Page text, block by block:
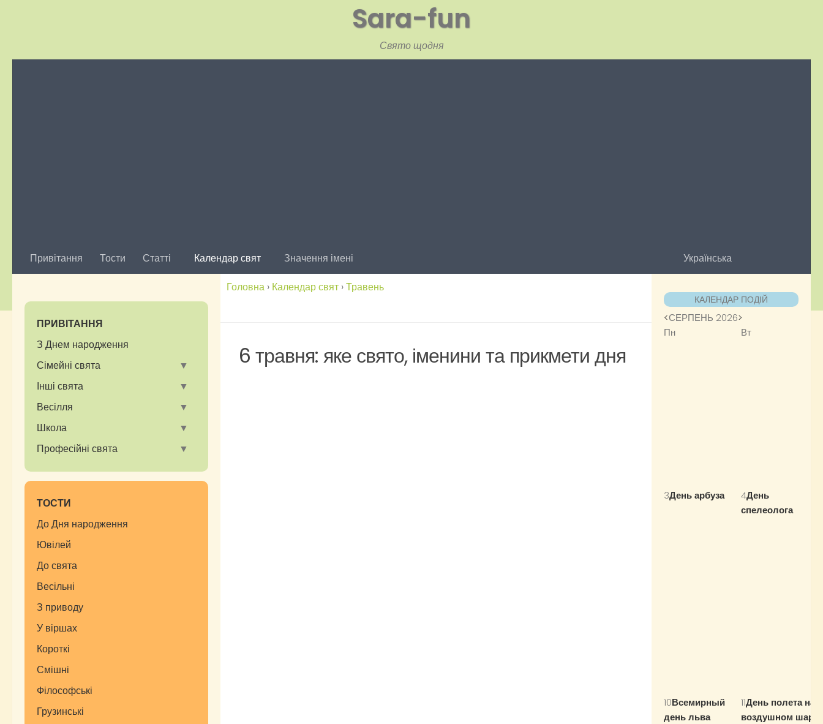
Sara-fun
Свято щодня
Привітання Тости Статті Календар свят Значення імені Українська
Головна › Календар свят ›Травень
6 травня: яке свято, іменини та прикмети дня
ПРИВІТАННЯ
З Днем народження
Сімейні свята
Інші свята
Весілля
Школа
Професійні свята
ТОСТИ
До Дня народження
Ювілей
До свята
Весільні
З приводу
У віршах
Короткі
Смішні
Філософські
Грузинські
КАЛЕНДАР ПОДІЙ
<СЕРПЕНЬ 2026>
Пн
Вт
3День арбузаall
4День
спелеологаall
10Всемирный
день льваall
11День полета на
воздушном шаре